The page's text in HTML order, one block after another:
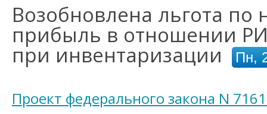
Возобновлена льгота по
прибыль в отношении
при инвентаризации Пн,
Проект федерального закона N